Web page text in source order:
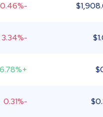
$
-0.46%
$
-3.34%
$
+6.78%
$
-0.31%